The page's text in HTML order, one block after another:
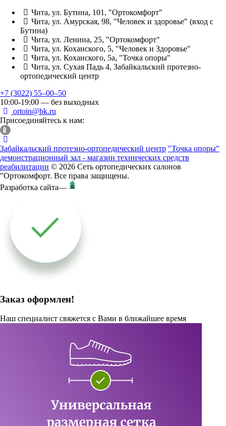
Чита, ул. Бутина, 101, "Ортокомфорт"
Чита, ул. Амурская, 98, "Человек и здоровье" (вход с
Бутина)
Чита, ул. Ленина, 25, "Ортокомфорт"
Чита, ул. Коханского, 5, "Человек и Здоровье"
Чита, ул. Коханского, 5а, "Точка опоры"
Чита, ул. Сухая Падь 4, Забайкальский протезно-
ортопедический центр
+7 (3022) 55‒00‒50
10:00-19:00 — без выходных
ortoin@bk.ru
Присоединяйтесь к нам:
Забайкальский протезно-ортопедический центр "Точка опоры"
демонстрационный зал - магазин технических средств
реабилитации © 2026 Сеть ортопедических салонов
"Ортокомфорт. Все права защищены.
Разработка сайта—
Заказ оформлен!
Наш специалист свяжется с Вами в ближайшее время